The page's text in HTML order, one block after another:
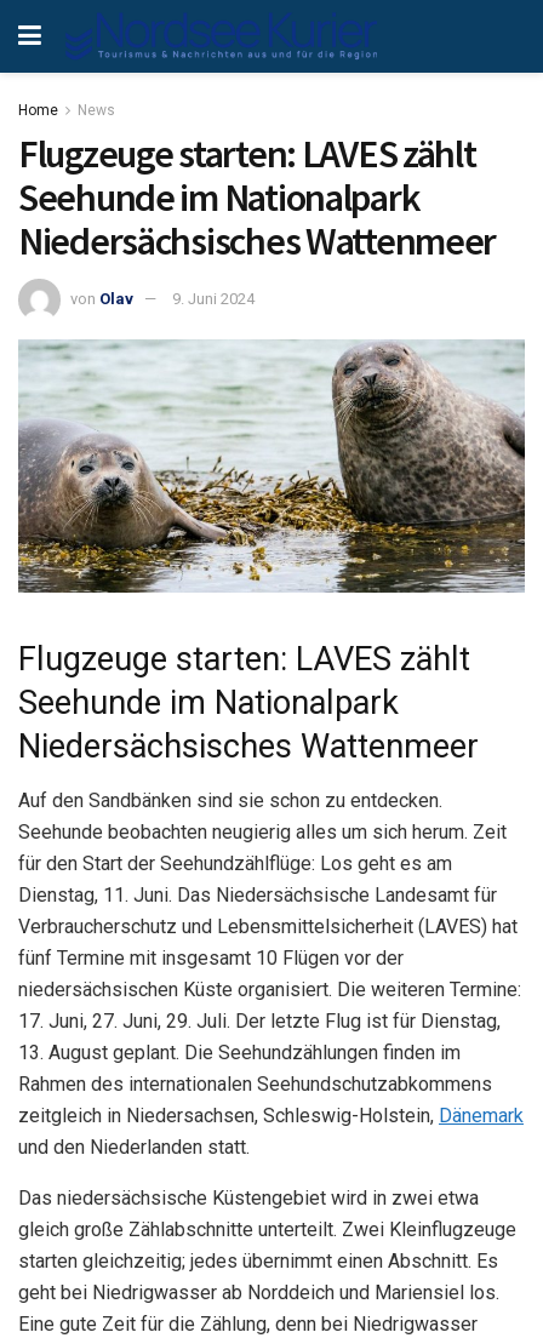
Home News
Flugzeuge starten: LAVES zählt
Seehunde im Nationalpark
Niedersächsisches Wattenmeer
von Olav 9. Juni 2024
Flugzeuge starten: LAVES zählt
Seehunde im Nationalpark
Niedersächsisches Wattenmeer
Auf den Sandbänken sind sie schon zu entdecken.
Seehunde beobachten neugierig alles um sich herum. Zeit
für den Start der Seehundzählflüge: Los geht es am
Dienstag, 11. Juni. Das Niedersächsische Landesamt für
Verbraucherschutz und Lebensmittelsicherheit (LAVES) hat
fünf Termine mit insgesamt 10 Flügen vor der
niedersächsischen Küste organisiert. Die weiteren Termine:
17. Juni, 27. Juni, 29. Juli. Der letzte Flug ist für Dienstag,
13. August geplant. Die Seehundzählungen finden im
Rahmen des internationalen Seehundschutzabkommens
zeitgleich in Niedersachsen, Schleswig-Holstein, Dänemark
und den Niederlanden statt.
Das niedersächsische Küstengebiet wird in zwei etwa
gleich große Zählabschnitte unterteilt. Zwei Kleinflugzeuge
starten gleichzeitig; jedes übernimmt einen Abschnitt. Es
geht bei Niedrigwasser ab Norddeich und Mariensiel los.
Eine gute Zeit für die Zählung, denn bei Niedrigwasser